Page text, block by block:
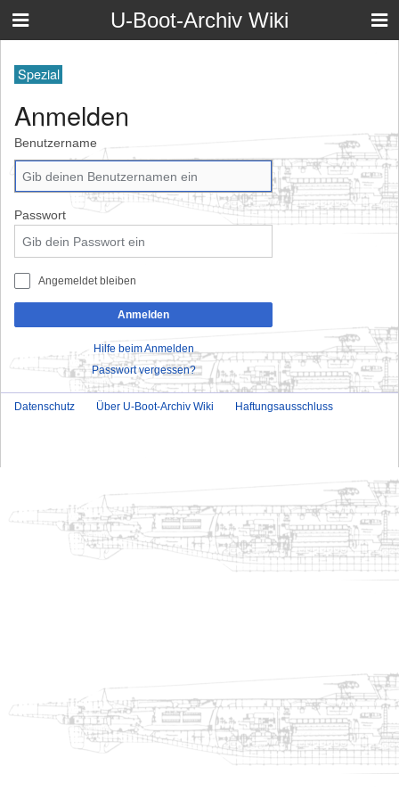
U-Boot-Archiv Wiki
Spezial
Anmelden
Benutzername
Passwort
Angemeldet bleiben
Anmelden
Hilfe beim Anmelden
Passwort vergessen?
Datenschutz Über U-Boot-Archiv Wiki Haftungsausschluss